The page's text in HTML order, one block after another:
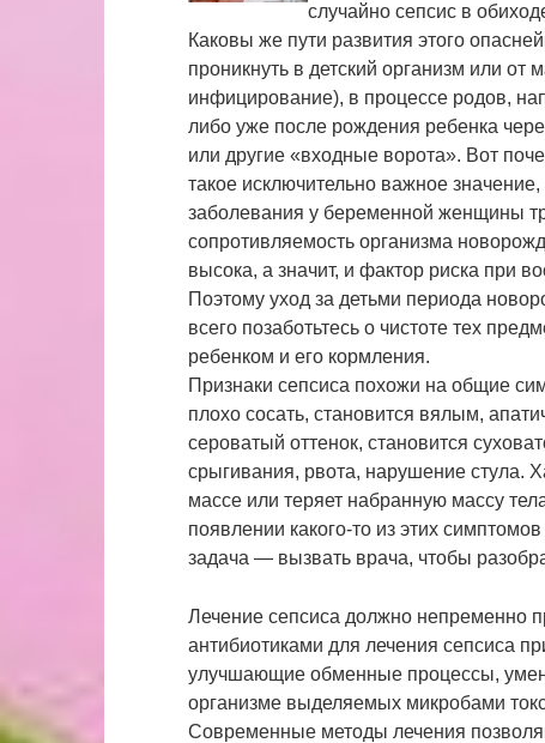
случайно сепсис в
Каковы же пути развития этого
проникнуть в детский организм или
инфицирование), в процессе родов,
либо уже после рождения ребенка
или другие «входные ворота». Вот
такое исключительно важное
заболевания у беременной женщины
сопротивляемость организма
высока, а значит, и фактор риска при
Поэтому уход за детьми периода
всего позаботьтесь о чистоте тех
ребенком и его кормления.
Признаки сепсиса похожи на общие
плохо сосать, становится вялым,
сероватый оттенок, становится
срыгивания, рвота, нарушение стула.
массе или теряет набранную массу
появлении какого-то из этих
задача — вызвать врача, чтобы
Лечение сепсиса должно непременно
антибиотиками для лечения сепсиса
улучшающие обменные процессы,
организме выделяемых микробами
Современные методы лечения